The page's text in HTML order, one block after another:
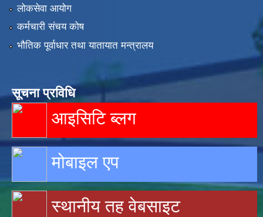
लोकसेवा आयोग
कर्मचारी संचय कोष
भौतिक पूर्वाधार तथा यातायात मन्त्रालय
सूचना प्रविधि
आइसिटि ब्लग
मोबाइल एप
स्थानीय तह वेबसाइट